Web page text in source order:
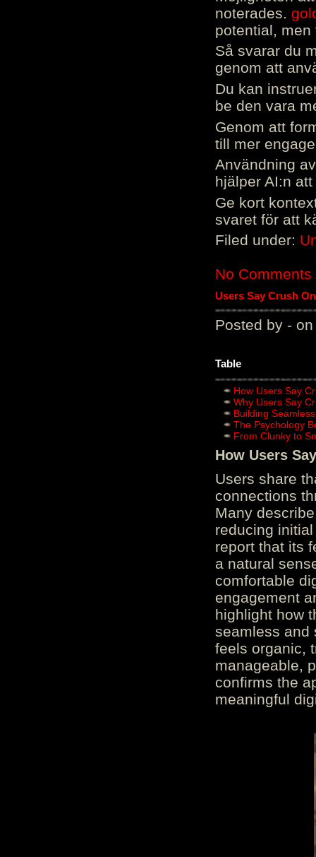
noterades.
potential, men
Så svarar du
genom att
Du kan
be den vara
Genom att
till mer
Användning
hjälper AI:n
Ge kort
svaret för att
Filed under:
No Comments
Users Say Crush
Posted by - on
Table
How Users Say
Why Users Say
Building
The Psychology
From Clunky to
How Users
Users share
connections
Many
reducing
report that its
a natural
comfortable
engagement
highlight how
seamless and
feels organic,
manageable,
confirms the
meaningful